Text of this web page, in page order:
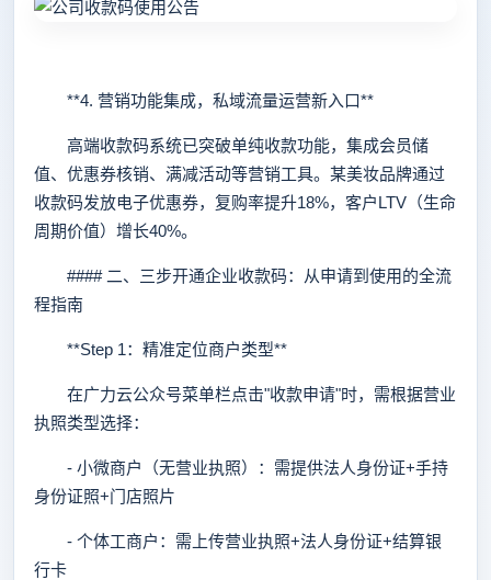
**4. 营销功能集成，私域流量运营新入口**
高端收款码系统已突破单纯收款功能，集成会员储
值、优惠券核销、满减活动等营销工具。某美妆品牌通过
收款码发放电子优惠券，复购率提升18%，客户LTV（生命
周期价值）增长40%。
#### 二、三步开通企业收款码：从申请到使用的全流
程指南
**Step 1：精准定位商户类型**
在广力云公众号菜单栏点击"收款申请"时，需根据营业
执照类型选择：
- 小微商户（无营业执照）：需提供法人身份证+手持
身份证照+门店照片
- 个体工商户：需上传营业执照+法人身份证+结算银
行卡